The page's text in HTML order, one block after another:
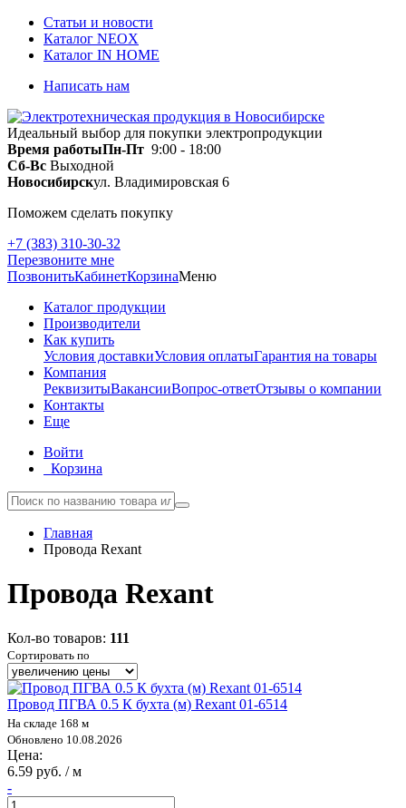
Статьи и новости
Каталог NEOX
Каталог IN HOME
Написать нам
Идеальный выбор для покупки электропродукции
Время работыПн-Пт 9:00 - 18:00
Сб-Вс Выходной
Новосибирскул. Владимировская 6
Поможем сделать покупку
+7 (383) 310-30-32
Перезвоните мне
ПозвонитьКабинетКорзинаМеню
Каталог продукции
Производители
Как купить
Условия доставкиУсловия оплатыГарантия на товары
Компания
РеквизитыВакансииВопрос-ответОтзывы о компании
Контакты
Еще
Войти
Корзина
Главная
Провода Rexant
Провода Rexant
Кол-во товаров: 111
Сортировать по
Провод ПГВА 0.5 К бухта (м) Rexant 01-6514
На складе 168 м
Обновлено 10.08.2026
Цена:
6.59 руб. / м
-